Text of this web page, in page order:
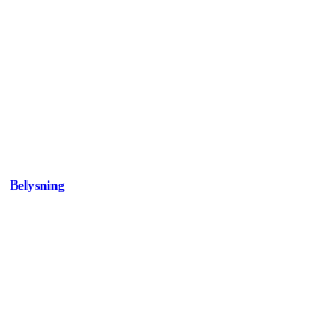
Belysning